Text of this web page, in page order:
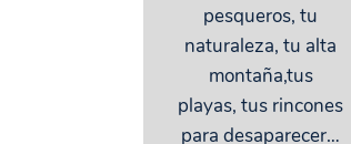
pesqueros, tu
naturaleza, tu alta
montaña,tus
playas, tus rincones
para desaparecer…